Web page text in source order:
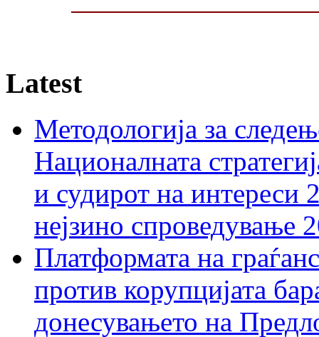
Latest
Методологија за
Националната
и судирот на интереси
нејзино спроведување
Платформата на
против корупцијата
донесувањето на